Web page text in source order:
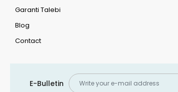
Garanti Talebi
Blog
Contact
E-Bulletin